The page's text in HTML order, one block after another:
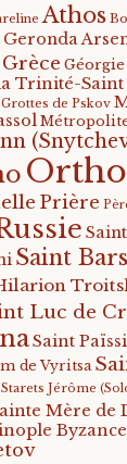
Athos
Geronda
Grèce Géorgie
Trinité-Saint
de Pskov
Prière
Saint
Luc de
Saint
de Vyritsa
Starets Jérôme
Mère de
Byzance